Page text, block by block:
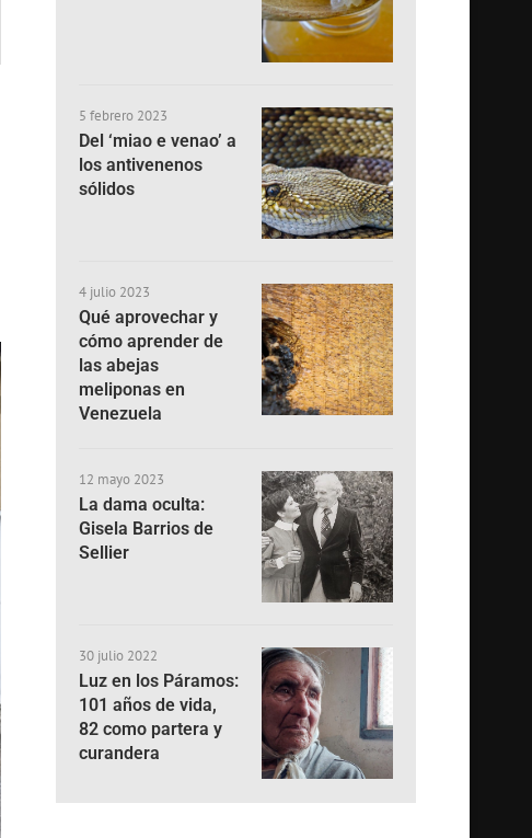
5 febrero 2023
Del ‘miao e venao’ a
los antivenenos
sólidos
4 julio 2023
Qué aprovechar y
cómo aprender de
las abejas
meliponas en
Venezuela
12 mayo 2023
La dama oculta:
Gisela Barrios de
Sellier
30 julio 2022
Luz en los Páramos:
101 años de vida,
82 como partera y
curandera